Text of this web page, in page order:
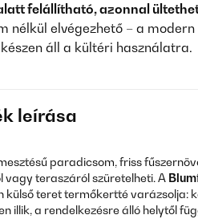
felállítható, azonnal
nélkül elvégezhető – a
áll a kültéri használatra.
leírása
paradicsom, friss
vagy teraszáról szüretelheti. A
külső teret termőkertté varázsolja:
illik, a rendelkezésre álló helytől